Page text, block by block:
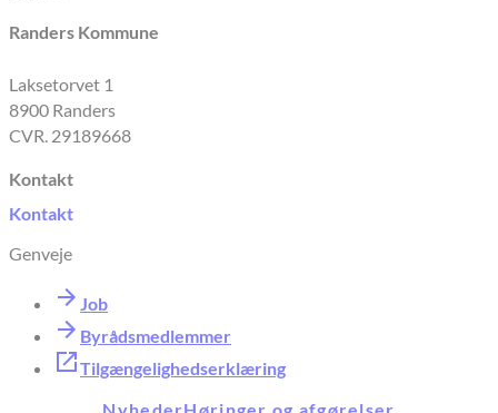
Randers Kommune
Laksetorvet 1
8900 Randers
CVR. 29189668
Kontakt
Kontakt
Genveje
Job
Byrådsmedlemmer
Tilgængelighedserklæring